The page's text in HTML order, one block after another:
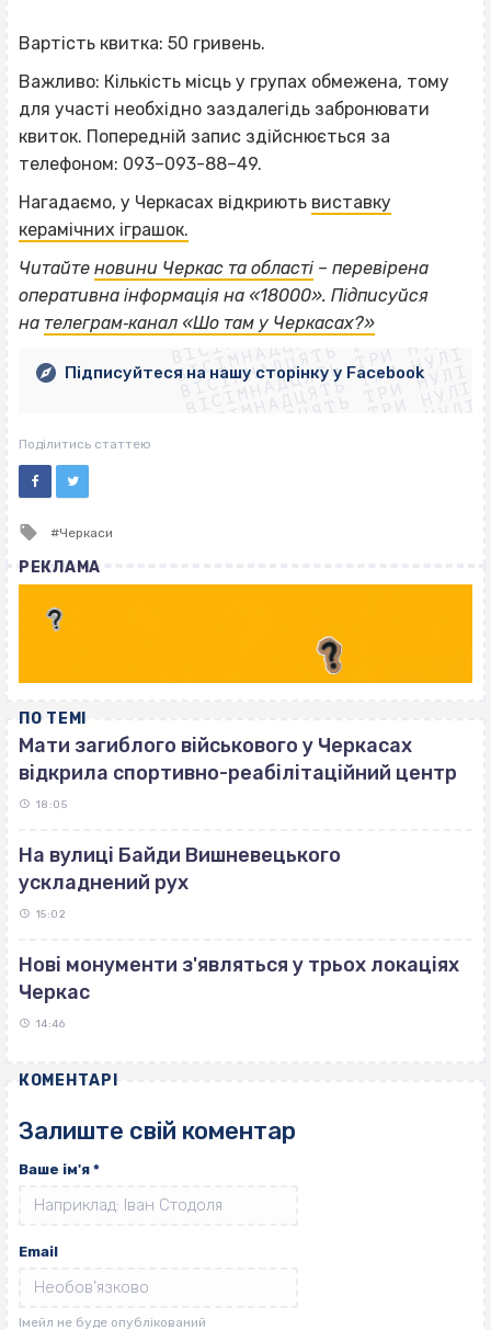
Вартість квитка: 50 гривень.
Важливо: Кількість місць у групах обмежена, тому
для участі необхідно заздалегідь забронювати
квиток. Попередній запис здійснюється за
телефоном: 093–093-88–49.
Нагадаємо, у Черкасах відкриють виставку
керамічних іграшок.
Читайте новини Черкас та області – перевірена
оперативна інформація на «18000». Підписуйся
на телеграм‐канал «Шо там у Черкасах?»
ВІСІМНАДЦЯТЬ ТРИ НУЛІ
ВІСІМНАДЦЯТЬ ТРИ НУЛІ
ВІСІМНАДЦЯТЬ ТРИ НУЛІ
ВІСІМНАДЦЯТЬ ТРИ НУЛІ
ВІСІМНАДЦЯТЬ ТРИ НУЛІ
ВІСІМНАДЦЯТЬ ТРИ НУЛІ
ВІСІМНАДЦЯТЬ ТРИ НУЛІ
ВІСІМНАДЦЯТЬ ТРИ НУЛІ
Підписуйтеся на нашу сторінку у Facebook
Поділитись статтею
Tagged
Черкаси
РЕКЛАМА
ПО ТЕМІ
Мати загиблого військового у Черкасах
відкрила спортивно-реабілітаційний центр
18:05
На вулиці Байди Вишневецького
ускладнений рух
15:02
Нові монументи з'являться у трьох локаціях
Черкас
14:46
КОМЕНТАРІ
Залиште свій коментар
Ваше ім'я *
Email